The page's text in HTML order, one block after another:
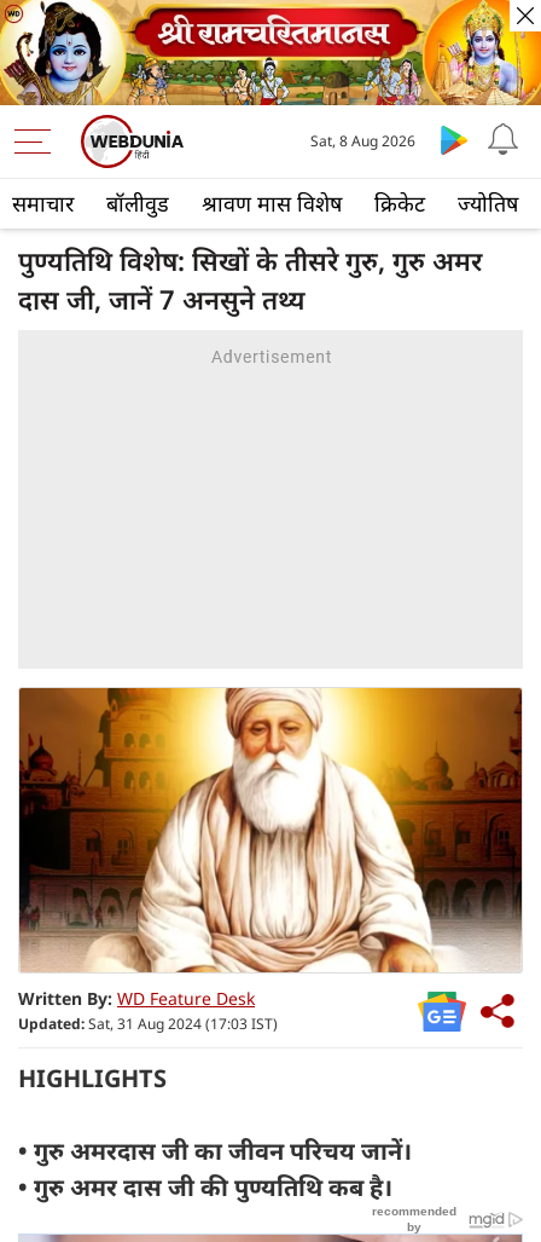
समाचार बॉलीवुड श्रावण मास विशेष क्रिकेट ज्योतिष
Sat, 8 Aug 2026
पुण्यतिथि विशेष: सिखों के तीसरे गुरु, गुरु अमर
दास जी, जानें 7 अनसुने तथ्य
Written By: WD Feature Desk
Updated:Sat, 31 Aug 2024 (17:03 IST)
HIGHLIGHTS
• गुरु अमरदास जी का जीवन परिचय जानें।
• गुरु अमर दास जी की पुण्यतिथि कब है।